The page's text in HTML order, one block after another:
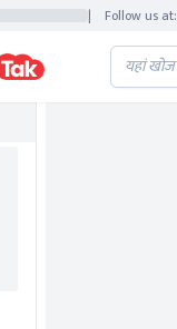
| Follow us at: